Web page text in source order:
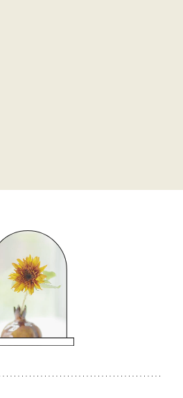
フのアイテム
の店この店、喫茶訪問日記
ャンプ通信
うなゆるり旅
ビゴコロ
お疲れ様つまみ
一週間占い
ロット